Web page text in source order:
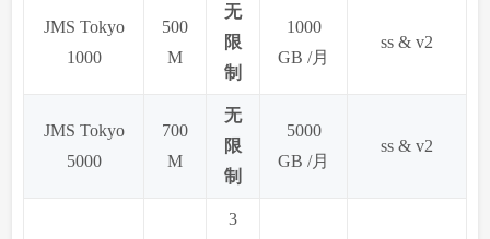
JMS Tokyo
1000
500
M
无
限
制
1000
GB /月
ss & v2
JMS Tokyo
5000
700
M
无
限
制
5000
GB /月
ss & v2
3